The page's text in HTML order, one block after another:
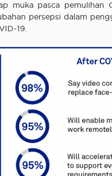
muka pasca pemulihan
persepsi dalam
19.